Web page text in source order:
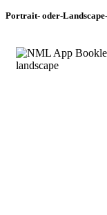
Portrait- oder-